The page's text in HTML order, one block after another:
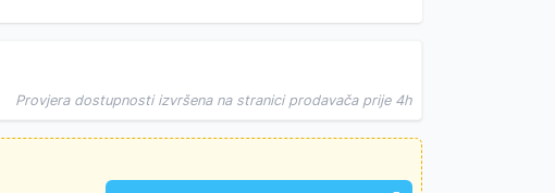
Provjera dostupnosti izvršena na stranici prodavača prije 4h